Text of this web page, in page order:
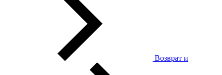
Возврат и